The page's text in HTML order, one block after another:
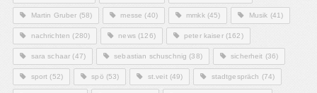
Martin Gruber (58) messe (40) mmkk(45) Musik (41)
nachrichten (280) news(126) peter kaiser(162)
sara schaar (47) sebastian schuschnig (38) sicherheit (36)
sport (52) spö (53) st.veit(49) stadtgespräch (74)